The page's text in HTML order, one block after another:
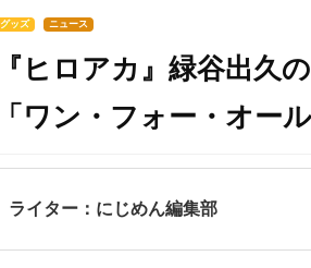
グッズ ニュース
『ヒロアカ』緑谷出久
「ワン・フォー・オー
ライター：にじめん編集部